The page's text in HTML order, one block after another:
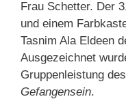
Frau Schetter. Der
und einem
Tasnim Ala Eldeen
Ausgezeichnet
Gruppenleistung
Gefangensein.